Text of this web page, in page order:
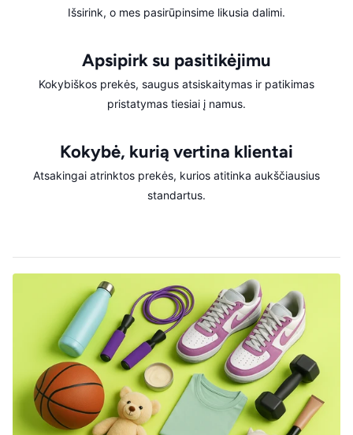
Išsirink, o mes pasirūpinsime likusia dalimi.
Apsipirk su pasitikėjimu
Kokybiškos prekės, saugus atsiskaitymas ir patikimas
pristatymas tiesiai į namus.
Kokybė, kurią vertina klientai
Atsakingai atrinktos prekės, kurios atitinka aukščiausius
standartus.